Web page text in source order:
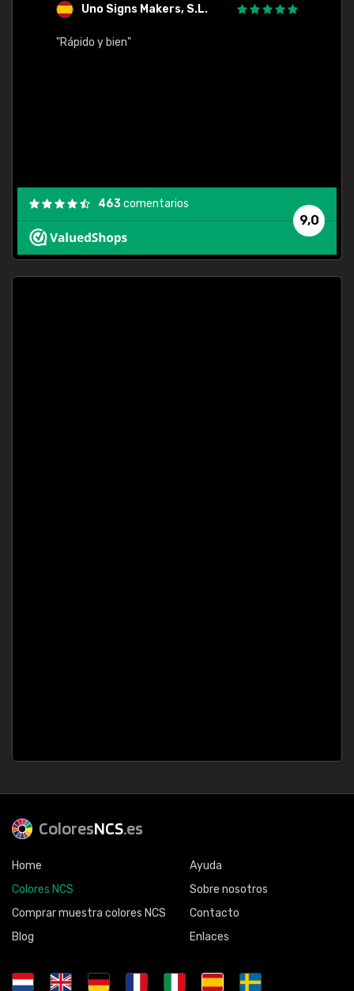
Uno Signs Makers, S.L.
"Rápido y bien"
9,0
463comentarios
ColoresNCS.es
Home
Colores NCS
Comprar muestra colores NCS
Blog
Ayuda
Sobre nosotros
Contacto
Enlaces